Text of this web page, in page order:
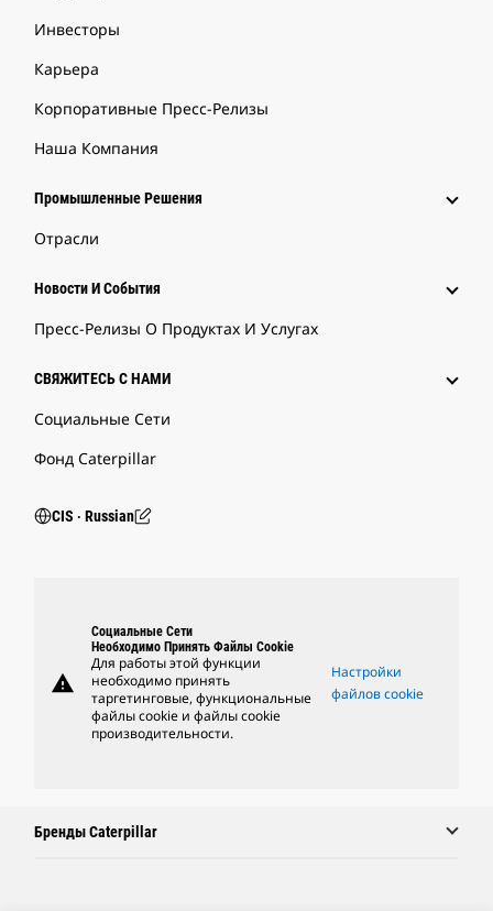
Инвесторы
Карьера
Корпоративные Пресс-Релизы
Наша Компания
Промышленные Решения
Отрасли
Новости И События
Пресс-Релизы О Продуктах И Услугах
СВЯЖИТЕСЬ С НАМИ
Социальные Сети
Фонд Caterpillar
CIS ‧ Russian
warning
Социальные Сети
Необходимо Принять Файлы Cookie
Для работы этой функции
необходимо принять
таргетинговые, функциональные
файлы cookie и файлы cookie
производительности.
Настройки
файлов cookie
Бренды Caterpillar